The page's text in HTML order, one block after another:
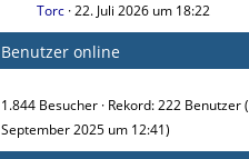
Torc 22. Juli 2026 um 18:22
Benutzer online
1.844 Besucher Rekord: 222 Benutzer (
September 2025 um 12:41)